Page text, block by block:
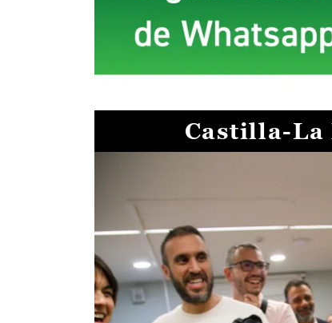
Castilla-La